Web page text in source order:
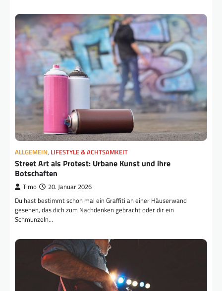
ALLGEMEIN, LIFESTYLE & ACHTSAMKEIT
Street Art als Protest: Urbane Kunst und ihre
Botschaften
Timo 20. Januar 2026
Du hast bestimmt schon mal ein Graffiti an einer Häuserwand
gesehen, das dich zum Nachdenken gebracht oder dir ein
Schmunzeln…